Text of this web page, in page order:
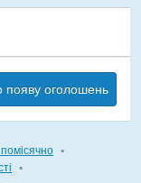
появу оголошень
▪
▪